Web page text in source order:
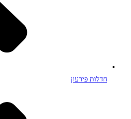
חדלות פירעון